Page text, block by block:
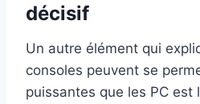
décisif
Un autre élément qui
consoles peuvent se
puissantes que les PC est